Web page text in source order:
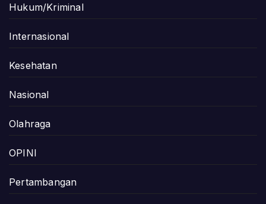
Hukum/Kriminal
Internasional
Kesehatan
Nasional
Olahraga
OPINI
Pertambangan